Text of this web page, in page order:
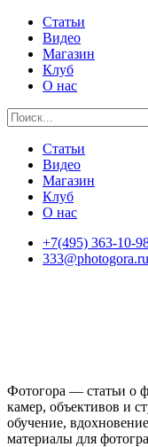
Статьи
Видео
Магазин
Клуб
О нас
Статьи
Видео
Магазин
Клуб
О нас
+7(495) 363-10-
333@photogora.ru
Фотогора — статьи о
камер, объективов и
обучение,
материалы для